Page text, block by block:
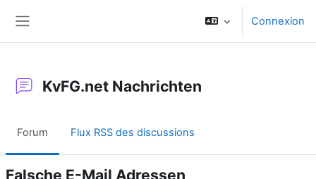
Connexion
KvFG.net Nachrichten
Forum Flux RSS des discussions
Falsche E-Mail Adressen